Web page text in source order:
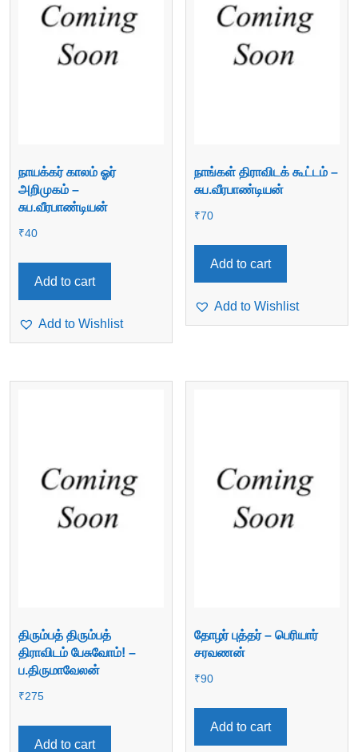
நாயக்கர் காலம் ஓர்
அறிமுகம் –
சுப.வீரபாண்டியன்
₹40
Add to cart
Add to Wishlist
நாங்கள் திராவிடக் கூட்டம் –
சுப.வீரபாண்டியன்
₹70
Add to cart
Add to Wishlist
திரும்பத் திரும்பத்
திராவிடம் பேசுவோம்! –
ப‌.திருமாவேலன்
₹275
Add to cart
தோழர் புத்தர் – பெரியார்
சரவணன்
₹90
Add to cart